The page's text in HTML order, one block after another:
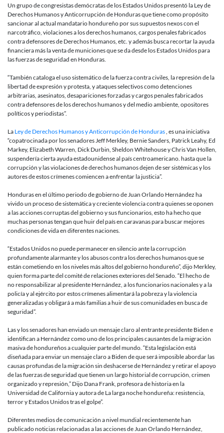
a
los
derechos
humanos,
cargos
son
parte
delitos
que
proponen
senadores
que
castigaría
a
Juan
Un grupo de congresistas demócratas de los Estados Unidos presentó la Ley de
Derechos Humanos y Anticorrupción de Honduras que tiene como propósito
sancionar al actual mandatario hondureño por sus supuestos nexos con el
narcotráfico, violaciones a los derechos humanos, cargos penales fabricados
contra defensores de Derechos Humanos, etc. y además busca recortar la ayuda
financiera más la venta de municiones que se da desde los Estados Unidos para
las fuerzas de seguridad en Honduras.
“También cataloga el uso sistemático de la fuerza contra civiles, la represión de la
libertad de expresión y protesta, y ataques selectivos como detenciones
arbitrarias, asesinatos, desapariciones forzadas y cargos penales fabricados
contra defensores de los derechos humanos y del medio ambiente, opositores
políticos y periodistas”.
La Ley de Derechos Humanos y Anticorrupción de Honduras , es una iniciativa
“copatrocinada por los senadores Jeff Merkley, Bernie Sanders, Patrick Leahy, Ed
Markey, Elizabeth Warren, Dick Durbin, Sheldon Whitehouse y Chris Van Hollen,
suspendería cierta ayuda estadounidense al país centroamericano. hasta que la
corrupción y las violaciones de derechos humanos dejen de ser sistémicas y los
autores de estos crímenes comiencen a enfrentar la justicia”.
Honduras en el último periodo de gobierno de Juan Orlando Hernández ha
vivido un proceso de sistemática y creciente violencia contra quienes se oponen
a las acciones corruptas del gobierno y sus funcionarios, esto ha hecho que
muchas personas tengan que huir del país en caravanas para buscar mejores
condiciones de vida en diferentes naciones.
“Estados Unidos no puede permanecer en silencio ante la corrupción
profundamente alarmante y los abusos contra los derechos humanos que se
están cometiendo en los niveles más altos del gobierno hondureño”, dijo Merkley,
quien forma parte del comité de relaciones exteriores del Senado. “El hecho de
no responsabilizar al presidente Hernández, a los funcionarios nacionales y a la
policía y al ejército por estos crímenes alimentará la pobreza y la violencia
generalizadas y obligará a más familias a huir de sus comunidades en busca de
seguridad”.
Las y los senadores han enviado un mensaje claro al entrante presidente Biden e
identifican a Hernández como uno de los principales causantes de la migración
masiva de hondureños a cualquier parte del mundo. “Esta legislación está
diseñada para enviar un mensaje claro a Biden de que será imposible abordar las
causas profundas de la migración sin deshacerse de Hernández y retirar el apoyo
de las fuerzas de seguridad que tienen un largo historial de corrupción, crimen
organizado y represión,” Dijo Dana Frank, profesora de historia en la
Universidad de California y autora de La larga noche hondureña: resistencia,
terror y Estados Unidos tras el golpe”.
Diferentes medios de comunicación a nivel mundial recientemente han
publicado noticias relacionadas a las acciones de Juan Orlando Hernández,